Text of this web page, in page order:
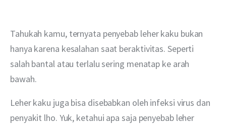
Mengapa Good Doctor
Berita
Tahukah kamu, ternyata penyebab leher kaku bukan
hanya karena kesalahan saat beraktivitas. Seperti
salah bantal atau terlalu sering menatap ke arah
bawah.
Leher kaku juga bisa disebabkan oleh infeksi virus dan
penyakit lho. Yuk, ketahui apa saja penyebab leher